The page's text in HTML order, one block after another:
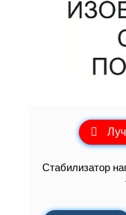
Стабилизатор